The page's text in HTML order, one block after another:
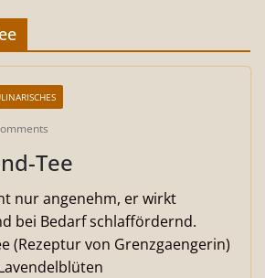
Tee
nur angenehm, er wirkt
bei Bedarf schlaffördernd.
(Rezeptur von Grenzgaengerin)